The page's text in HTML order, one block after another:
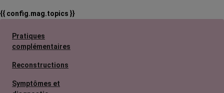
{{ config.mag.topics }}
Pratiques
complémentaires
Reconstructions
Symptômes et